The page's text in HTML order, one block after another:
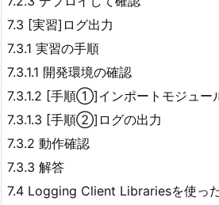
7.3 [実習]ログ出力
7.3.1 実習の手順
7.3.1.1 開発環境の確認
7.3.1.2 [手順①]インポートモジュー
7.3.1.3 [手順②]ログの出力
7.3.2 動作確認
7.3.3 解答
7.4 Logging Client Librariesを使っ